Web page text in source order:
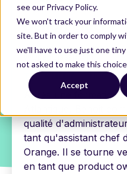
see our Privacy Policy.
We won't track your
site. But in order to comply
we'll have to use just one
not asked to make this
Accept
THIGA MEDIA NOS
Benoit Emery
Senior Product Manager
@OpenClassRoom
Après une formation
qualité
tant qu'assistant chef
Orange. Il se tourne
en tant que product